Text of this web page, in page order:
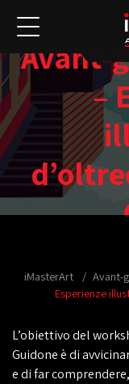
Avant-
–
iMasterArt Avant-
Esperienze
L’obiettivo del
Guidoneè di
e di far